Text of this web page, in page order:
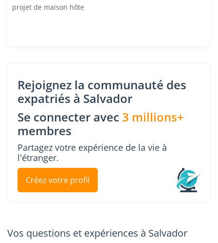
projet de maison hôte
Rejoignez la communauté des
expatriés à Salvador
Se connecter avec 3 millions+
membres
Partagez votre expérience de la vie à
l'étranger.
Créez votre profil
Vos questions et expériences à Salvador